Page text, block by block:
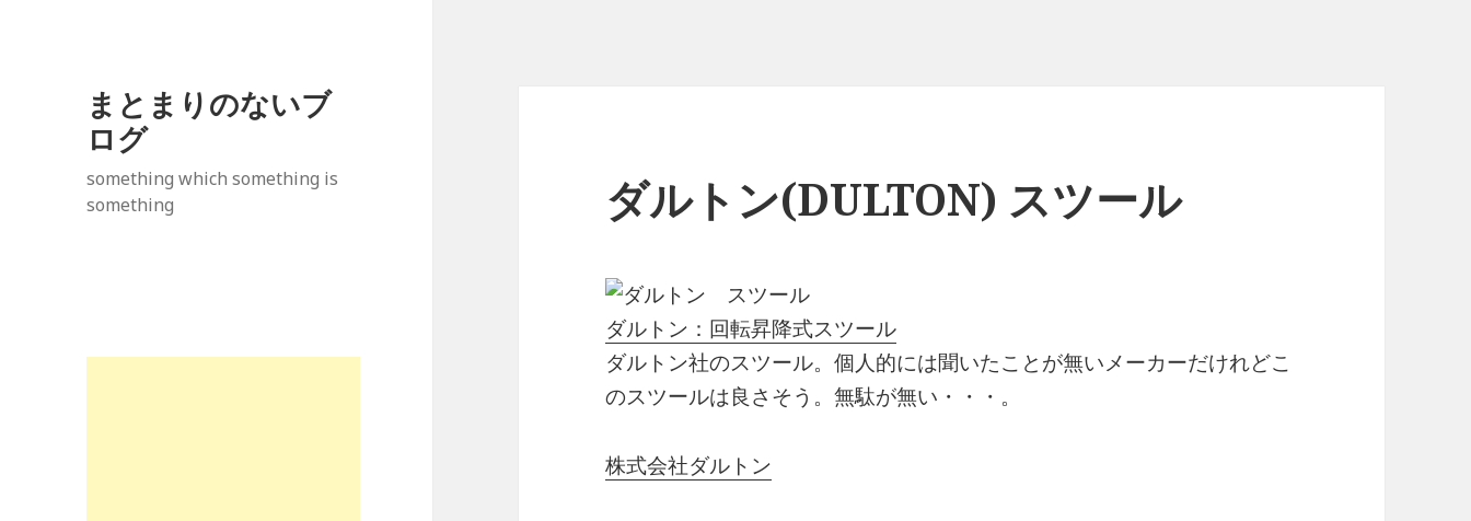
まとまりのないブ
ログ
something which something is
something
ダルトン(DULTON) スツール
ダルトン：回転昇降式スツール
ダルトン社のスツール。個人的には聞いたことが無いメーカーだけれどこ
のスツールは良さそう。無駄が無い・・・。
株式会社ダルトン